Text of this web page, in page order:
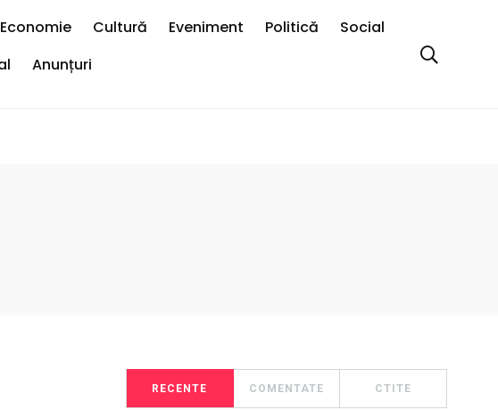
Economie Cultură Eveniment Politică
Social
Anunțuri
RECENTE COMENTATE CTITE